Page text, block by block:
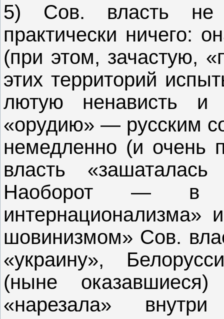
5) Сов. власть не
практически ничего:
(при этом, зачастую,
этих территорий
лютую ненависть
«орудию» — русским
немедленно (и очень
власть
Наоборот — в
интернационализма»
шовинизмом» Сов.
«украину»,
(ныне
«нарезала»